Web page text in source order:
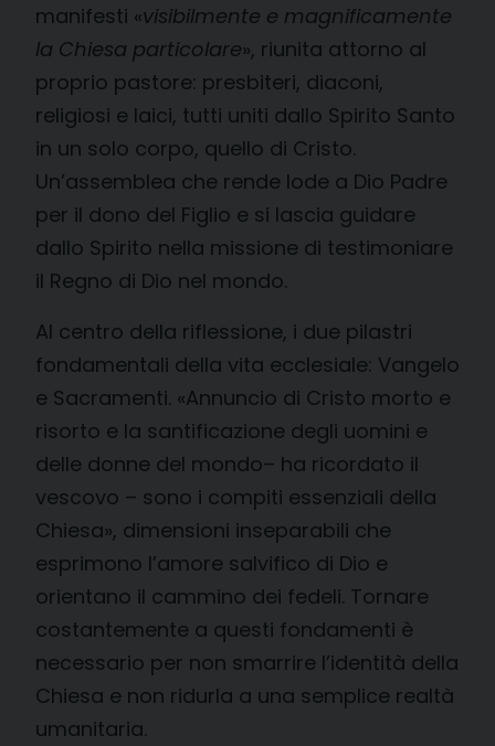
manifesti «visibilmente e magnificamente
la Chiesa particolare», riunita attorno al
proprio pastore: presbiteri, diaconi,
religiosi e laici, tutti uniti dallo Spirito Santo
in un solo corpo, quello di Cristo.
Un’assemblea che rende lode a Dio Padre
per il dono del Figlio e si lascia guidare
dallo Spirito nella missione di testimoniare
il Regno di Dio nel mondo.
Al centro della riflessione, i due pilastri
fondamentali della vita ecclesiale: Vangelo
e Sacramenti. «Annuncio di Cristo morto e
risorto e la santificazione degli uomini e
delle donne del mondo– ha ricordato il
vescovo – sono i compiti essenziali della
Chiesa», dimensioni inseparabili che
esprimono l’amore salvifico di Dio e
orientano il cammino dei fedeli. Tornare
costantemente a questi fondamenti è
necessario per non smarrire l’identità della
Chiesa e non ridurla a una semplice realtà
umanitaria.